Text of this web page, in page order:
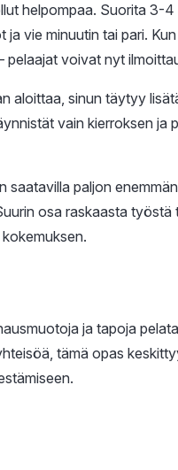
helpompaa. Suorita 3-
vie minuutin tai pari.
pelaajat voivat nyt
aloittaa, sinun täytyy
vain kierroksen ja
saatavilla paljon
osa raskaasta
ja tapoja
tämä opas